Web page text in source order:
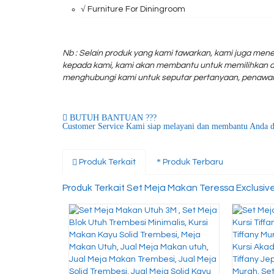
√ Furniture For Diningroom
Nb : Selain produk yang kami tawarkan, kami juga
kepada kami, kami akan membantu untuk
menghubungi kami untuk seputar pertanyaan,
BUTUH BANTUAN ???
Customer Service Kami siap melayani dan membantu Anda
Produk Terkait Produk Terbaru
Produk Terkait Set Meja Makan Teressa